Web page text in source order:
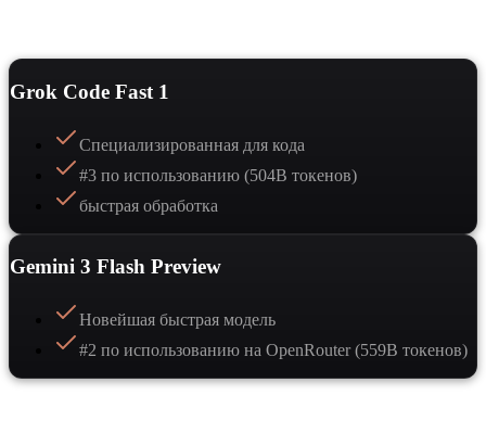
Grok Code Fast 1
Специализированная для кода
#3 по использованию (504B токенов)
быстрая обработка
Gemini 3 Flash Preview
Новейшая быстрая модель
#2 по использованию на OpenRouter (559B токенов)